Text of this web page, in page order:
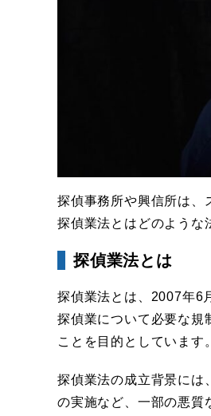
探偵事務所や興信所は、
探偵業法とはどのような
探偵業法とは
探偵業法とは、2007年6
探偵業について必要な規
ことを目的としています。
探偵業法の成立背景には
の実施など、一部の悪質